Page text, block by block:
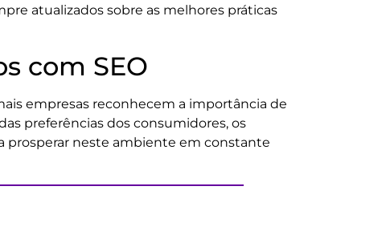
atualizados sobre as melhores práticas
com SEO
empresas reconhecem a importância de
preferências dos consumidores, os
prosperar neste ambiente em constante